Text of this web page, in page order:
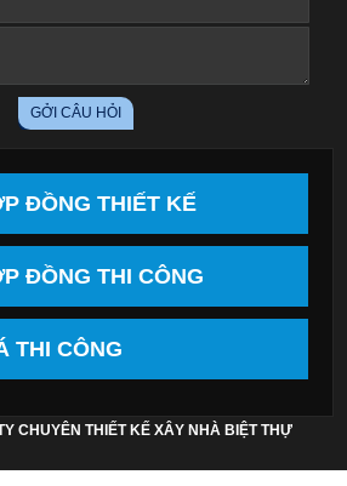
ĐỒNG THIẾT KẾ
ĐỒNG THI CÔNG
THI CÔNG
CHUYÊN THIẾT KẾ XÂY NHÀ BIỆT THỰ